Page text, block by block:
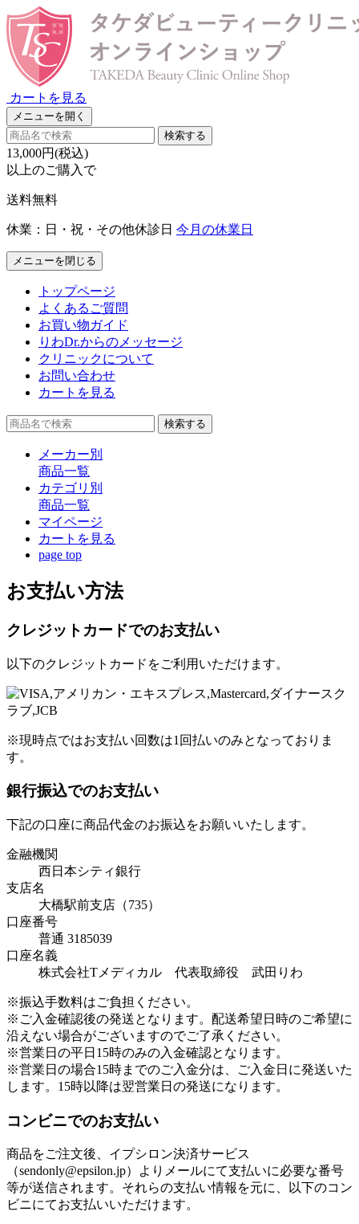
カートを見る
メニューを開く
検索する
13,000円(税込)
以上のご購入で
送料無料
休業：日・祝・その他休診日 今月の休業日
メニューを閉じる
トップページ
よくあるご質問
お買い物ガイド
りわDr.からのメッセージ
クリニックについて
お問い合わせ
カートを見る
検索する
メーカー別
商品一覧
カテゴリ別
商品一覧
マイページ
カート を見る
page top
お支払い方法
クレジットカードでのお支払い
以下のクレジットカードをご利用いただけます。
※現時点ではお支払い回数は1回払いのみとなっておりま
す。
銀行振込でのお支払い
下記の口座に商品代金のお振込をお願いいたします。
金融機関
西日本シティ銀行
支店名
大橋駅前支店（735）
口座番号
普通 3185039
口座名義
株式会社Tメディカル 代表取締役 武田りわ
※振込手数料はご負担ください。
※ご入金確認後の発送となります。配送希望日時のご希望に
沿えない場合がございますのでご了承ください。
※営業日の平日15時のみの入金確認となります。
※営業日の場合15時までのご入金分は、ご入金日に発送いた
します。15時以降は翌営業日の発送になります。
コンビニでのお支払い
商品をご注文後、イプシロン決済サービス
（sendonly@epsilon.jp）よりメールにて支払いに必要な番号
等が送信されます。それらの支払い情報を元に、以下のコン
ビニにてお支払いいただけます。